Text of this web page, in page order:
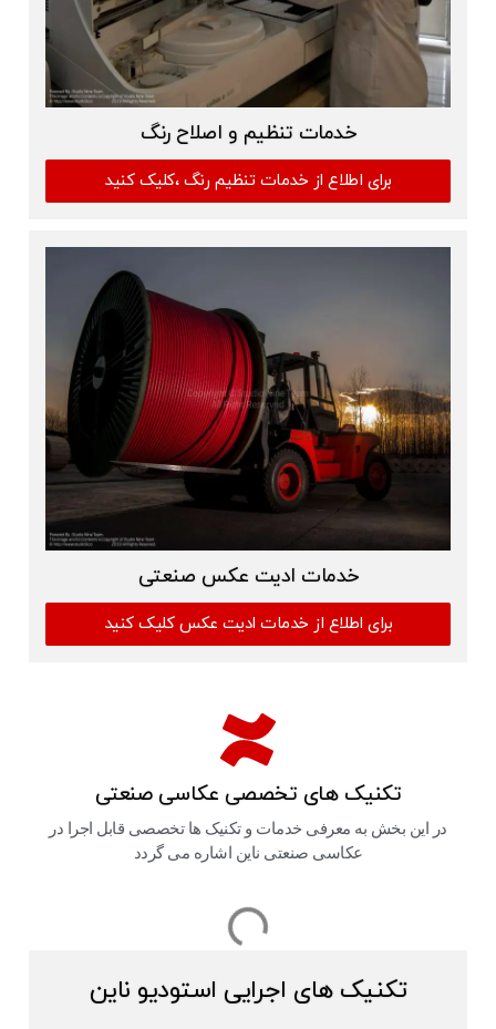
خدمات تنظیم و اصلاح رنگ
برای اطلاع از خدمات تنظیم رنگ ،کلیک کنید
خدمات ادیت عکس صنعتی
برای اطلاع از خدمات ادیت عکس کلیک کنید
تکنیک های تخصصی عکاسی صنعتی
در این بخش به معرفی خدمات و تکنیک ها تخصصی قابل اجرا در
عکاسی صنعتی ناین اشاره می گردد
تکنیک های اجرایی استودیو ناین